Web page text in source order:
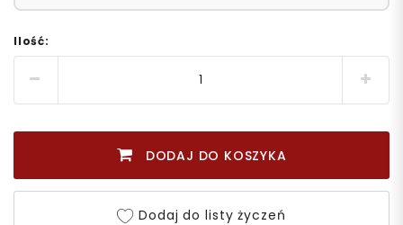
Ilość:
DODAJ DO KOSZYKA
Dodaj do listy życzeń